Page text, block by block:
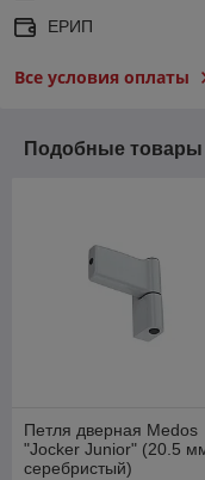
ЕРИП
Все условия оплаты
Подобные товары
Петля дверная Medos
"Jocker Junior" (20.5
серебристый)